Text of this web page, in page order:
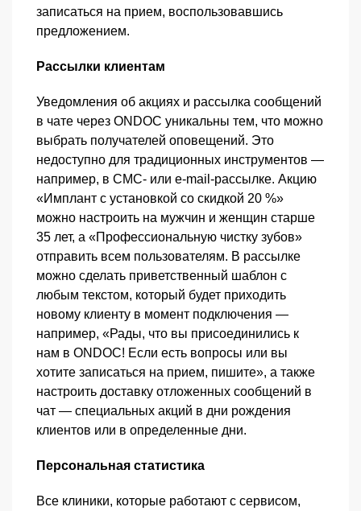
записаться на прием, воспользовавшись
предложением.
Рассылки клиентам
Уведомления об акциях и рассылка сообщений
в чате через ONDOC уникальны тем, что можно
выбрать получателей оповещений. Это
недоступно для традиционных инструментов —
например, в СМС- или e-mail-рассылке. Акцию
«Имплант с установкой со скидкой 20 %»
можно настроить на мужчин и женщин старше
35 лет, а «Профессиональную чистку зубов»
отправить всем пользователям. В рассылке
можно сделать приветственный шаблон с
любым текстом, который будет приходить
новому клиенту в момент подключения —
например, «Рады, что вы присоединились к
нам в ONDOC! Если есть вопросы или вы
хотите записаться на прием, пишите», а также
настроить доставку отложенных сообщений в
чат — специальных акций в дни рождения
клиентов или в определенные дни.
Персональная статистика
Все клиники, которые работают с сервисом,